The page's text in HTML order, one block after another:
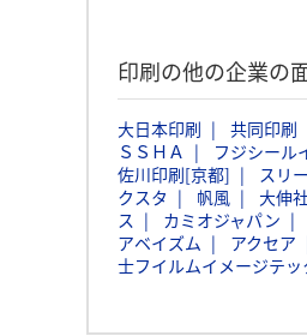
印刷の他の企業の
大日本印刷 共同印刷
ＳＳＨＡ
フジシール
佐川印刷[京都]
スリ
クスタ
帆風 大伸
ス
カミオジャパン
アベイズム
アクセア
士フイルムイメージテッ